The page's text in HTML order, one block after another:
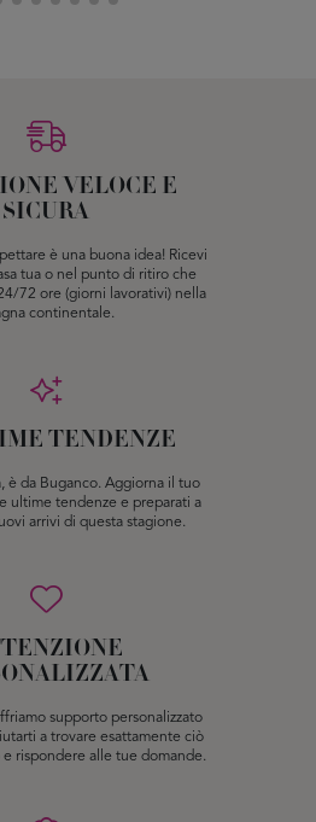
VELOCE E
SICURA
è una buona idea! Ricevi
tua o nel punto di ritiro che
72 ore (giorni lavorativi) nella
continentale.
TENDENZE
è da Buganco. Aggiorna il tuo
ultime tendenze e preparati a
arrivi di questa stagione.
supporto personalizzato
a trovare esattamente ciò
e rispondere alle tue domande.